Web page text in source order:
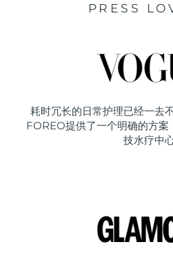
PRESS
耗时冗长的日常护理已经一去
FOREO提供了一个明确的方案
技水疗中心